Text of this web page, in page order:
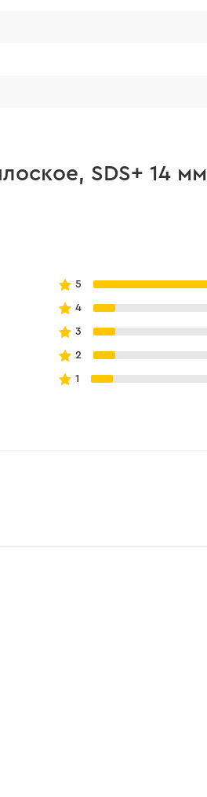
SDS+ 14 мм
5
4
3
2
1